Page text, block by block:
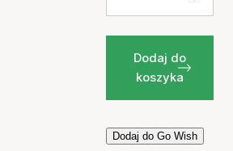
Dodaj do
koszyka
Dodaj do Go Wish